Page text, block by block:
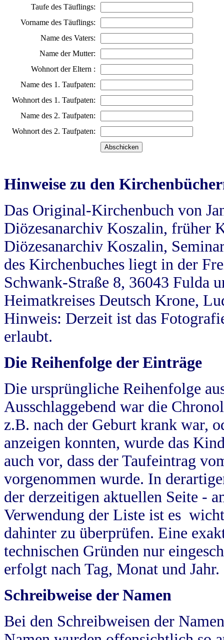
Taufe des Täuflings:
Vorname des Täuflings:
Name des Vaters:
Name der Mutter:
Wohnort der Eltern :
Name des 1. Taufpaten:
Wohnort des 1. Taufpaten:
Name des 2. Taufpaten:
Wohnort des 2. Taufpaten:
Hinweise zu den
Das Original-Kirchenbuch von
Diözesanarchiv Koszalin, früher
Diözesanarchiv Koszalin,
des Kirchenbuches liegt in der
Schwank-Straße 8, 36043 Fulda
Heimatkreises Deutsch Krone,
Hinweis: Derzeit ist das
erlaubt.
Die Reihenfolge der Einträge
Die ursprüngliche Reihenfolge
Ausschlaggebend war die
z.B. nach der Geburt krank war,
anzeigen konnten, wurde das
auch vor, dass der Taufeintrag
vorgenommen wurde. In
der derzeitigen aktuellen Seite -
Verwendung der Liste ist es
dahinter zu überprüfen. Eine
technischen Gründen nur
erfolgt nach Tag, Monat und Jahr.
Schreibweise der Namen
Bei den Schreibweisen der